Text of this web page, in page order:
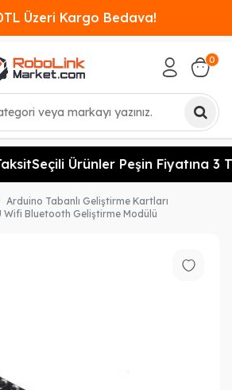
Üzeri Kargo Bedava!
0
Seçili Ürünler Peşin Fiyatına 3
Arduino Tabanlı Geliştirme Kartları
Wifi Bluetooth Geliştirme Modülü